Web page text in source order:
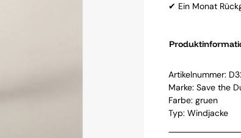
✔ Ein Monat
Artikelnummer:
Marke: Save the
Farbe: gruen
Typ: Windjacke